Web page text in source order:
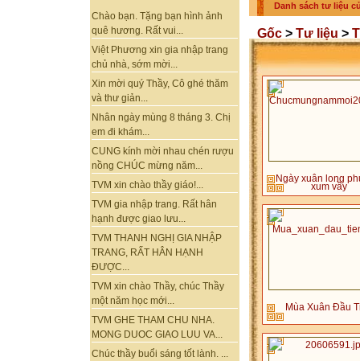
Chào bạn. Tặng bạn hình ảnh
quê hương. Rất vui...
Việt Phương xin gia nhập trang
chủ nhà, sớm mời...
Xin mời quý Thầy, Cô ghé thăm
và thư giản...
Nhân ngày mùng 8 tháng 3. Chị
em đi khám...
CUNG kính mời nhau chén rượu
nồng CHÚC mừng năm...
TVM xin chào thầy giáo!...
TVM gia nhập trang. Rất hân
hạnh được giao lưu...
TVM THANH NGHỊ GIA NHẬP
TRANG, RẤT HÂN HẠNH
ĐƯỢC...
TVM xin chào Thầy, chúc Thầy
một năm học mới...
TVM GHE THAM CHU NHA.
MONG DUOC GIAO LUU VA...
Chúc thầy buổi sáng tốt lành. ...
Danh sách tư liệu
Gốc > Tư liệu >
Ngày xuân long
xum vầy
Mùa Xuân Đầu